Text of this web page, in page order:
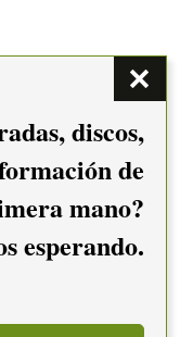
discos,
de
mano?
esperando.